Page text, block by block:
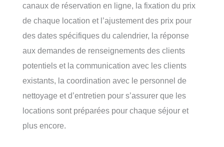
canaux de réservation en ligne, la fixation du prix
de chaque location et l’ajustement des prix pour
des dates spécifiques du calendrier, la réponse
aux demandes de renseignements des clients
potentiels et la communication avec les clients
existants, la coordination avec le personnel de
nettoyage et d’entretien pour s’assurer que les
locations sont préparées pour chaque séjour et
plus encore.